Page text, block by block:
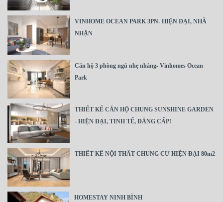
VINHOME OCEAN PARK 3PN- HIỆN ĐẠI, NHÃ
NHẶN
Căn hộ 3 phòng ngủ nhẹ nhàng- Vinhomes Ocean
Park
THIẾT KẾ CĂN HỘ CHUNG SUNSHINE GARDEN
- HIỆN ĐẠI, TINH TẾ, ĐẲNG CẤP!
THIẾT KẾ NỘI THẤT CHUNG CƯ HIỆN ĐẠI 80m2
HOMESTAY NINH BÌNH